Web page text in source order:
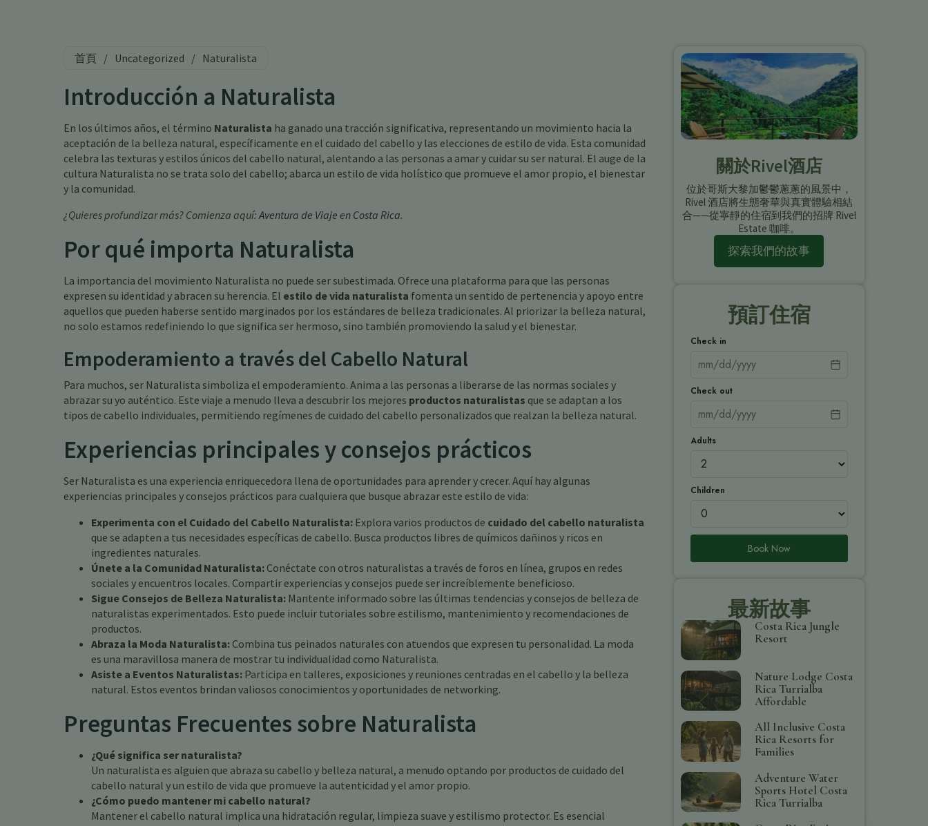
首頁 / Uncategorized / Naturalista
Introducción a Naturalista
En los últimos años, el término Naturalista ha ganado una tracción significativa, representando un movimiento hacia la
aceptación de la belleza natural, específicamente en el cuidado del cabello y las elecciones de estilo de vida. Esta comunidad
celebra las texturas y estilos únicos del cabello natural, alentando a las personas a amar y cuidar su ser natural. El auge de la
cultura Naturalista no se trata solo del cabello; abarca un estilo de vida holístico que promueve el amor propio, el bienestar
y la comunidad.
¿Quieres profundizar más? Comienza aquí:Aventura de Viaje en Costa Rica.
Por qué importa Naturalista
La importancia del movimiento Naturalista no puede ser subestimada. Ofrece una plataforma para que las personas
expresen su identidad y abracen su herencia. El estilo de vida naturalista fomenta un sentido de pertenencia y apoyo entre
aquellos que pueden haberse sentido marginados por los estándares de belleza tradicionales. Al priorizar la belleza natural,
no solo estamos redefiniendo lo que significa ser hermoso, sino también promoviendo la salud y el bienestar.
Empoderamiento a través del Cabello Natural
Para muchos, ser Naturalista simboliza el empoderamiento. Anima a las personas a liberarse de las normas sociales y
abrazar su yo auténtico. Este viaje a menudo lleva a descubrir los mejores productos naturalistas que se adaptan a los
tipos de cabello individuales, permitiendo regímenes de cuidado del cabello personalizados que realzan la belleza natural.
Experiencias principales y consejos prácticos
Ser Naturalista es una experiencia enriquecedora llena de oportunidades para aprender y crecer. Aquí hay algunas
experiencias principales y consejos prácticos para cualquiera que busque abrazar este estilo de vida:
Experimenta con el Cuidado del Cabello Naturalista: Explora varios productos de cuidado del cabello naturalista
que se adapten a tus necesidades específicas de cabello. Busca productos libres de químicos dañinos y ricos en
ingredientes naturales.
Únete a la Comunidad Naturalista: Conéctate con otros naturalistas a través de foros en línea, grupos en redes
sociales y encuentros locales. Compartir experiencias y consejos puede ser increíblemente beneficioso.
Sigue Consejos de Belleza Naturalista: Mantente informado sobre las últimas tendencias y consejos de belleza de
naturalistas experimentados. Esto puede incluir tutoriales sobre estilismo, mantenimiento y recomendaciones de
productos.
Abraza la Moda Naturalista: Combina tus peinados naturales con atuendos que expresen tu personalidad. La moda
es una maravillosa manera de mostrar tu individualidad como Naturalista.
Asiste a Eventos Naturalistas: Participa en talleres, exposiciones y reuniones centradas en el cabello y la belleza
natural. Estos eventos brindan valiosos conocimientos y oportunidades de networking.
Preguntas Frecuentes sobre Naturalista
¿Qué significa ser naturalista?
Un naturalista es alguien que abraza su cabello y belleza natural, a menudo optando por productos de cuidado del
cabello natural y un estilo de vida que promueve la autenticidad y el amor propio.
¿Cómo puedo mantener mi cabello natural?
Mantener el cabello natural implica una hidratación regular, limpieza suave y estilismo protector. Es esencial
關於Rivel酒店
位於哥斯大黎加鬱鬱蔥蔥的風景中，
Rivel 酒店將生態奢華與真實體驗相結
合——從寧靜的住宿到我們的招牌 Rivel
Estate 咖啡。
探索我們的故事
預訂住宿
Check in
Check out
Adults
Children
Book Now
最新故事
Costa Rica Jungle
Resort
Nature Lodge Costa
Rica Turrialba
Affordable
All Inclusive Costa
Rica Resorts for
Families
Adventure Water
Sports Hotel Costa
Rica Turrialba